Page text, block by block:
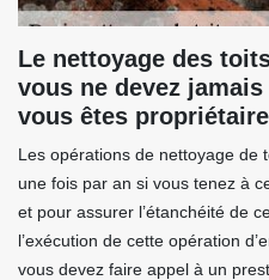
Le nettoyage des
vous ne devez
vous êtes
Les opérations de nettoyage de
une fois par an si vous tenez à
et pour assurer l’étanchéité de
l’exécution de cette opération
vous devez faire appel à un